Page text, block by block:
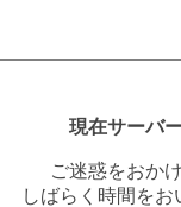
現在サーバ
ご迷惑をおか
しばらく時間を